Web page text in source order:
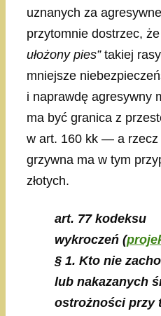
uznanych za
przytomnie dostrzec,
ułożony pies”takiej
mniejsze
i naprawdę agresywny
ma być granica z
w art. 160 kk — a rzecz
grzywna ma w tym
złotych.
art. 77 kodeksu
wykroczeń (
§ 1. Kto nie
lub nakazanych
ostrożności przy